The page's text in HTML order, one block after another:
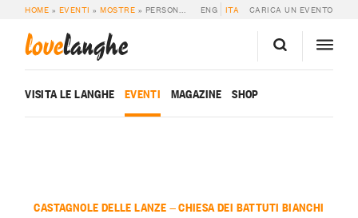
HOME » EVENTI »MOSTRE » PERSONALE DI GIOVANNI SIRIO ENG ITA CARICA UN EVENTO
lovelanghe
VISITA LE LANGHE EVENTI MAGAZINE SHOP
CASTAGNOLE DELLE LANZE — CHIESA DEI BATTUTI BIANCHI